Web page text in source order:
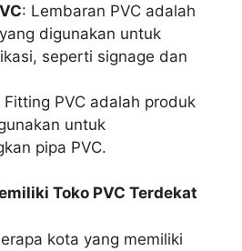
: Lembaran PVC adalah
digunakan untuk
seperti signage dan
Fitting PVC adalah produk
untuk
pipa PVC.
Toko PVC Terdekat
kota yang memiliki